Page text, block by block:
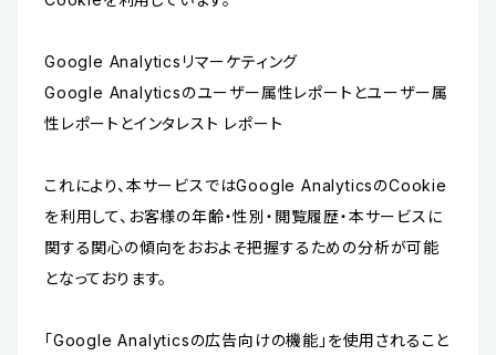
Google Analyticsリマーケティング
Google Analyticsのユーザー属性レポートとユーザー属
性レポートとインタレスト レポート
これにより、本サービスではGoogle AnalyticsのCookie
を利用して、お客様の年齢・性別・閲覧履歴・本サービスに
関する関心の傾向をおおよそ把握するための分析が可能
となっております。
「Google Analyticsの広告向けの機能」を使用されること